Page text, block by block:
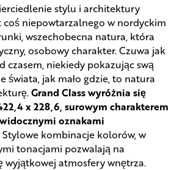
stylu i architektury
coś niepowtarzalnego w nordyckim
wszechobecna natura, która
osobowy charakter. Czuwa jak
czasem, niekiedy pokazując swą
świata, jak mało gdzie, to natura
Grand Class wyróżnia się
x 228,6, surowym charakterem
oznakami
Stylowe kombinacje kolorów, w
tonacjami pozwalają na
wyjątkowej atmosfery wnętrza.